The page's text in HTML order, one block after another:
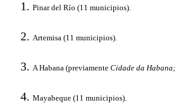
Pinar del Río (11 municipios).
Artemisa (11 municipios).
A Habana (previamente Cidade da Habana;
Mayabeque (11 municipios).